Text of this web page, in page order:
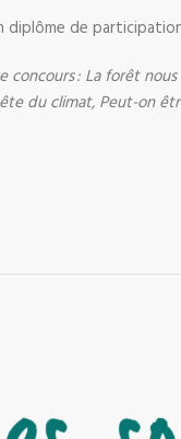
de
: La forêt
du climat, Peut-on